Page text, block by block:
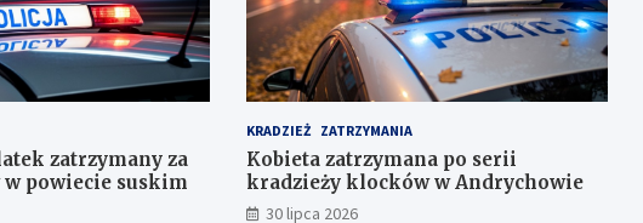
zatrzymany za
w powiecie suskim
KRADZIEŻ ZATRZYMANIA
Kobieta zatrzymana po serii
kradzieży klocków w Andrychowie
30 lipca 2026